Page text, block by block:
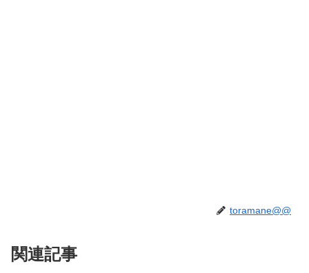
toramane@@
関連記事